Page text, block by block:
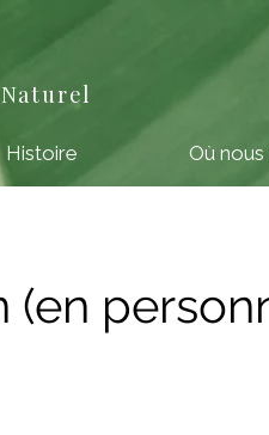
Histoire Où